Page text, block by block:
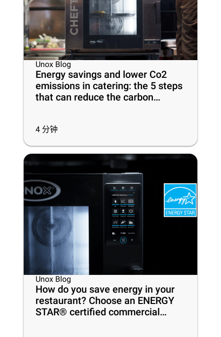
Unox Blog
Energy savings and lower Co2
emissions in catering: the 5 steps
that can reduce the carbon
4 分钟
Unox Blog
How do you save energy in your
restaurant? Choose an ENERGY
STAR® certified commercial